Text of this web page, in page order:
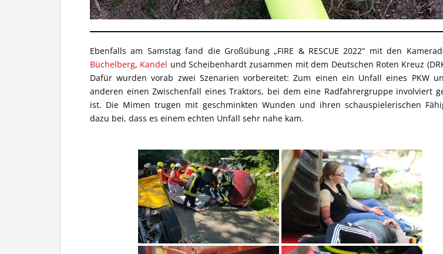
Ebenfalls am Samstag fand die Großübung „FIRE & RESCUE 2022“ mit den
Büchelberg, Kandel und Scheibenhardt zusammen mit dem Deutschen Roten Kreuz
Dafür wurden vorab zwei Szenarien vorbereitet: Zum einen ein Unfall eines PKW
anderen einen Zwischenfall eines Traktors, bei dem eine Radfahrergruppe involviert
ist. Die Mimen trugen mit geschminkten Wunden und ihren schauspielerischen
dazu bei, dass es einem echten Unfall sehr nahe kam.